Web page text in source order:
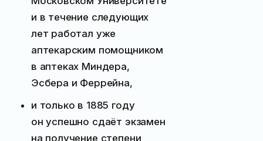
и в течение следующих
лет работал уже
аптекарским помощником
в аптеках Миндера,
Эсбера и Феррейна,
и только в 1885 году
он успешно сдаёт экзамен
на получение степени